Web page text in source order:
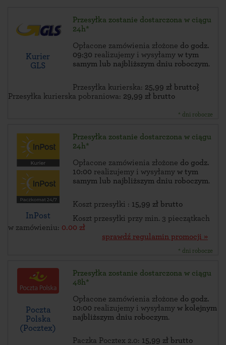
Kurier
GLS
Przesyłka zostanie dostarczona w ciągu
24h*
Opłacone zamówienia złożone do godz.
09:30 realizujemy i wysyłamy w tym
samym lub najbliższym dniu roboczym.
Przesyłka kurierska: 25,99 zł brutto}
Przesyłka kurierska pobraniowa: 29,99 zł brutto
* dni robocze
InPost
Przesyłka zostanie dostarczona w ciągu
24h*
Opłacone zamówienia złożone do godz.
10:00 realizujemy i wysyłamy w tym
samym lub najbliższym dniu roboczym.
Koszt przesyłki : 15,99 zł brutto
Koszt przesyłki przy min. 3 pieczątkach
w zamówieniu: 0.00 zł
sprawdź regulamin promocji »
* dni robocze
Poczta
Polska
(Pocztex)
Przesyłka zostanie dostarczona w ciągu
48h*
Opłacone zamówienia złożone do godz.
10:00 realizujemy i wysyłamy w kolejnym
najbliższym dniu roboczym.
Paczka Pocztex 2.0: 15,99 zł brutto